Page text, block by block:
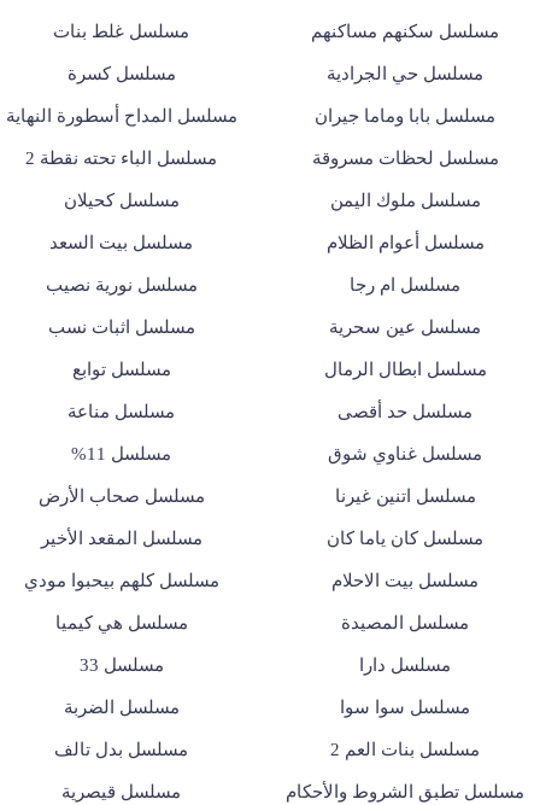
مسلسل سكنهم مساكنهم مسلسل غلط بنات
مسلسل حي الجرادية مسلسل كسرة
مسلسل بابا وماما جيران مسلسل المداح أسطورة النهاية
مسلسل لحظات مسروقة مسلسل الباء تحته نقطة 2
مسلسل ملوك اليمن مسلسل كحيلان
مسلسل أعوام الظلام مسلسل بيت السعد
مسلسل ام رجا مسلسل نورية نصيب
مسلسل عين سحرية مسلسل اثبات نسب
مسلسل ابطال الرمال مسلسل توابع
مسلسل حد أقصى مسلسل مناعة
مسلسل غناوي شوق مسلسل 11%
مسلسل اتنين غيرنا مسلسل صحاب الأرض
مسلسل كان ياما كان مسلسل المقعد الأخير
مسلسل بيت الاحلام مسلسل كلهم بيحبوا مودي
مسلسل المصيدة مسلسل هي كيميا
مسلسل دارا مسلسل 33
مسلسل سوا سوا مسلسل الضربة
مسلسل بنات العم 2 مسلسل بدل تالف
مسلسل تطبق الشروط والأحكام مسلسل قيصرية